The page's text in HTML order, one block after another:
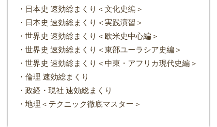
・日本史 速効総まくり＜文化史編＞
・日本史 速効総まくり＜実践演習＞
・世界史 速効総まくり＜欧米史中心編＞
・世界史 速効総まくり＜東部ユーラシア史編＞
・世界史 速効総まくり＜中東・アフリカ現代史編＞
・倫理 速効総まくり
・政経・現社 速効総まくり
・地理＜テクニック徹底マスター＞